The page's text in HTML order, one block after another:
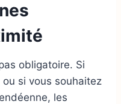
obligatoire. Si
si vous souhaitez
les